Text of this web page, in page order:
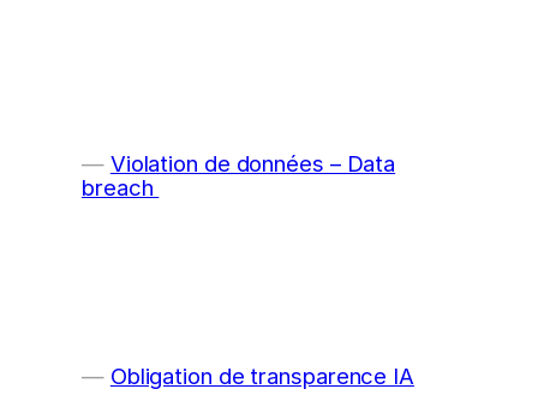
Violation de données – Data
breach
Obligation de transparence IA